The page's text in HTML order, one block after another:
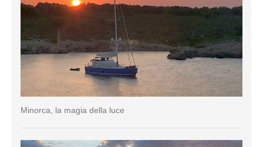
Minorca, la magia della luce